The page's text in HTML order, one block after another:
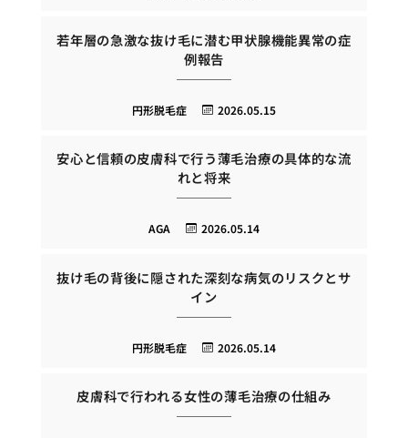
若年層の急激な抜け毛に潜む甲状腺機能異常の症
例報告
2026.05.15
円形脱毛症
安心と信頼の皮膚科で行う薄毛治療の具体的な流
れと将来
2026.05.14
AGA
抜け毛の背後に隠された深刻な病気のリスクとサ
イン
2026.05.14
円形脱毛症
皮膚科で行われる女性の薄毛治療の仕組み